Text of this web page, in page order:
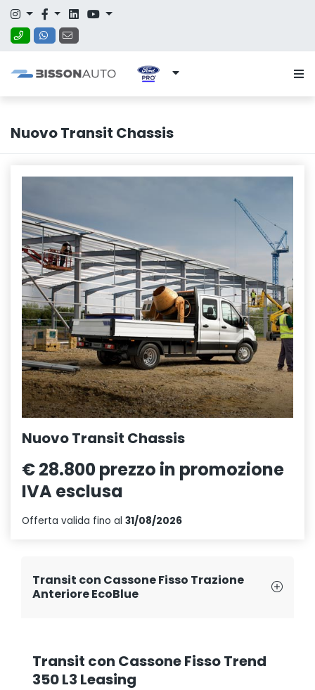
Nuovo Transit Chassis
Nuovo Transit Chassis
€ 28.800prezzo in promozione
IVA esclusa
Offerta valida fino al 31/08/2026
Transit con Cassone Fisso Trazione
Anteriore EcoBlue
Transit con Cassone Fisso Trend
350 L3 Leasing